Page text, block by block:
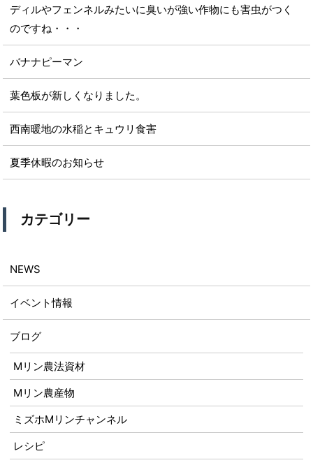
ディルやフェンネルみたいに臭いが強い作物にも害虫がつく
のですね・・・
バナナピーマン
葉色板が新しくなりました。
西南暖地の水稲とキュウリ食害
夏季休暇のお知らせ
カテゴリー
NEWS
イベント情報
ブログ
Mリン農法資材
Mリン農産物
ミズホMリンチャンネル
レシピ